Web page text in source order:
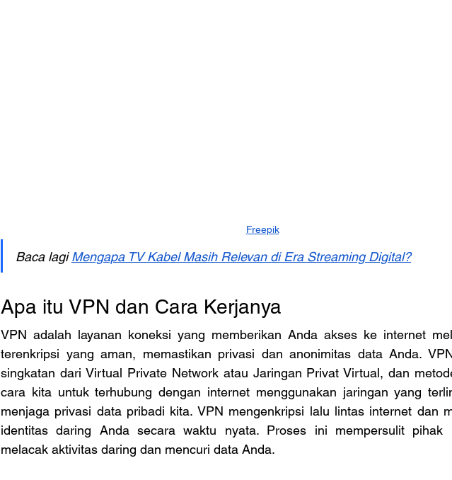
Freepik
Baca lagi Mengapa TV Kabel Masih Relevan di Era Streaming Digital?
Apa itu VPN dan Cara Kerjanya
VPN adalah layanan koneksi yang memberikan Anda akses ke internet
terenkripsi yang aman, memastikan privasi dan anonimitas data Anda.
singkatan dari Virtual Private Network atau Jaringan Privat Virtual, dan
cara kita untuk terhubung dengan internet menggunakan jaringan yang
menjaga privasi data pribadi kita. VPN mengenkripsi lalu lintas internet dan
identitas daring Anda secara waktu nyata. Proses ini mempersulit pihak
melacak aktivitas daring dan mencuri data Anda.